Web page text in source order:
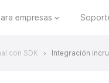
empresas
con SDK > Integración